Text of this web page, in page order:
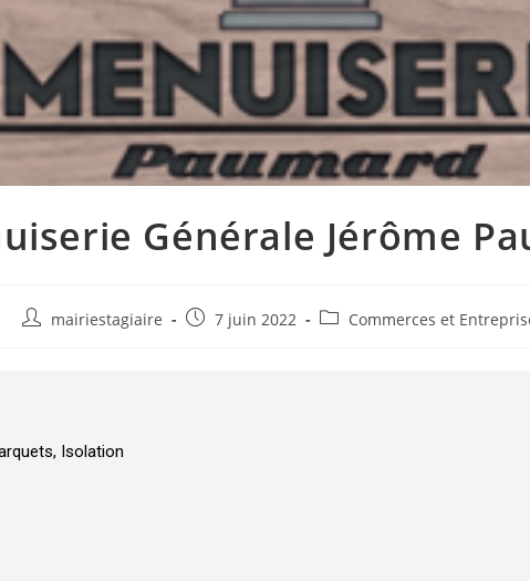
Générale Jérôme
mairiestagiaire 7 juin 2022 Commerces et
Isolation